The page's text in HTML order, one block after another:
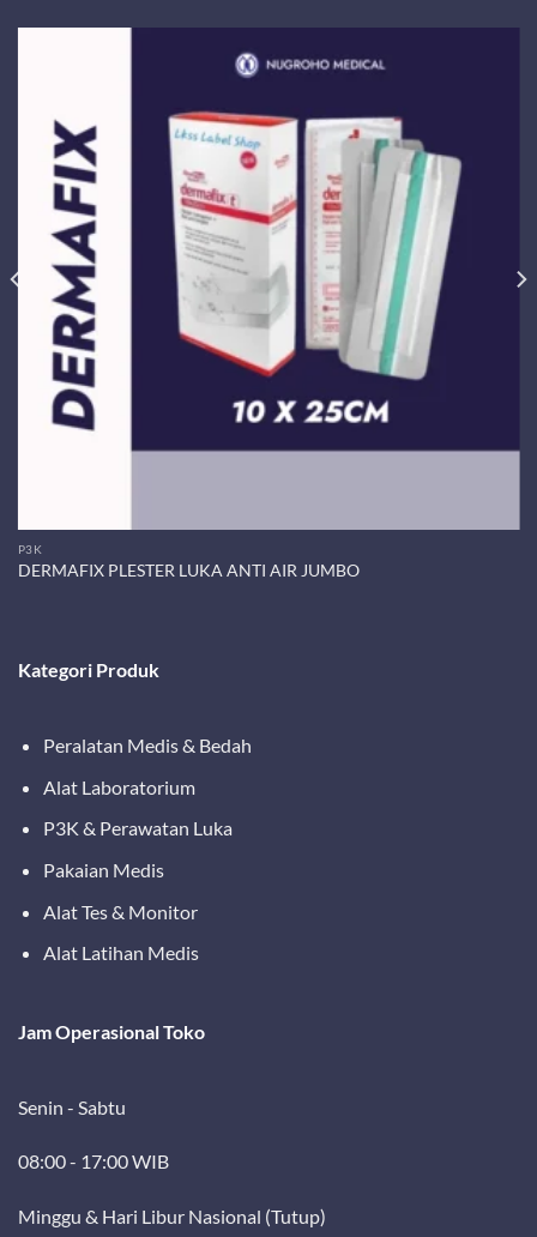
P3K
DERMAFIX PLESTER LUKA ANTI AIR JUMBO
Kategori Produk
Peralatan Medis & Bedah
Alat Laboratorium
P3K & Perawatan Luka
Pakaian Medis
Alat Tes & Monitor
Alat Latihan Medis
Jam Operasional Toko
Senin - Sabtu
08:00 - 17:00 WIB
Minggu & Hari Libur Nasional (Tutup)